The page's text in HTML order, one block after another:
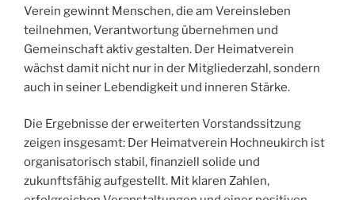
Verein gewinnt Menschen, die am Vereinsleben
teilnehmen, Verantwortung übernehmen und
Gemeinschaft aktiv gestalten. Der Heimatverein
wächst damit nicht nur in der Mitgliederzahl, sondern
auch in seiner Lebendigkeit und inneren Stärke.
Die Ergebnisse der erweiterten Vorstandssitzung
zeigen insgesamt: Der Heimatverein Hochneukirch ist
organisatorisch stabil, finanziell solide und
zukunftsfähig aufgestellt. Mit klaren Zahlen,